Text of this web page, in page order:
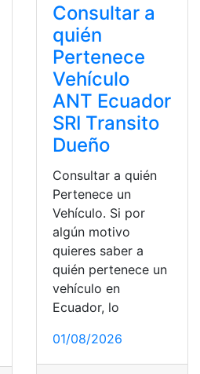
Consultar a
quién
Pertenece
Vehículo
ANT Ecuador
SRI Transito
Dueño
Consultar a quién
Pertenece un
Vehículo. Si por
algún motivo
quieres saber a
quién pertenece un
vehículo en
Ecuador, lo
01/08/2026